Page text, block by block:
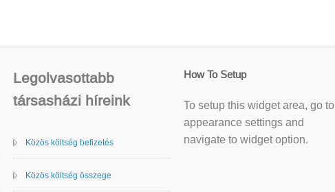
Legolvasottabb
társasházi híreink
Közös költség befizetés
Közös költség összege
How To Setup
To setup this widget area, go to
appearance settings and
navigate to widget option.